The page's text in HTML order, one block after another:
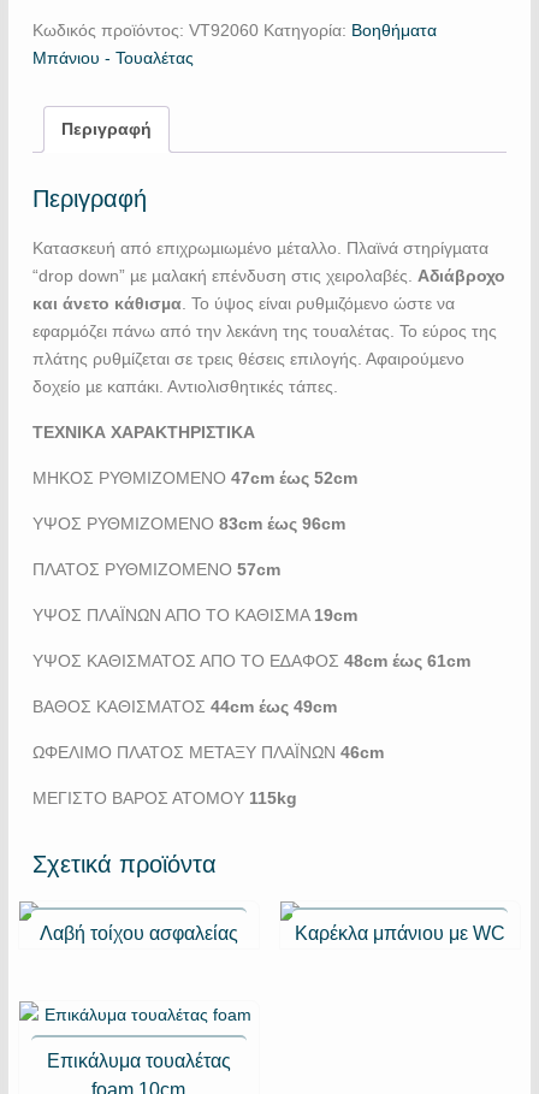
Κωδικός προϊόντος: VT92060 Κατηγορία: Βοηθήματα
Μπάνιου - Τουαλέτας
Περιγραφή
Περιγραφή
Κατασκευή από επιχρωµιωµένο µέταλλο. Πλαϊνά στηρίγµατα
“drop down” µε µαλακή επένδυση στις χειρολαβές. Αδιάβροχο
και άνετο κάθισµα. Το ύψος είναι ρυθµιζόµενο ώστε να
εφαρµόζει πάνω από την λεκάνη της τουαλέτας. Το εύρος της
πλάτης ρυθµίζεται σε τρεις θέσεις επιλογής. Αφαιρούµενο
δοχείο µε καπάκι. Αντιολισθητικές τάπες.
ΤΕΧΝΙΚΑ ΧΑΡΑΚΤΗΡΙΣΤΙΚΑ
ΜΗΚΟΣ ΡΥΘΜΙΖΟΜΕΝΟ 47cm έως 52cm
ΥΨΟΣ ΡΥΘΜΙΖΟΜΕΝΟ 83cm έως 96cm
ΠΛΑΤΟΣ ΡΥΘΜΙΖΟΜΕΝΟ 57cm
ΥΨΟΣ ΠΛΑΪΝΩΝ ΑΠΟ ΤΟ ΚΑΘΙΣΜΑ 19cm
YΨΟΣ ΚΑΘΙΣΜΑΤΟΣ ΑΠΟ ΤΟ Ε∆ΑΦΟΣ 48cm έως 61cm
ΒΑΘΟΣ ΚΑΘΙΣΜΑΤΟΣ 44cm έως 49cm
ΩΦΕΛΙΜΟ ΠΛΑΤΟΣ ΜΕΤΑΞΥ ΠΛΑΪΝΩΝ 46cm
ΜΕΓΙΣΤΟ ΒΑΡΟΣ ΑΤΟΜΟΥ 115kg
Σχετικά προϊόντα
Λαβή τοίχου ασφαλείας Καρέκλα μπάνιου με WC
Eπικάλυμα τουαλέτας
foam 10cm